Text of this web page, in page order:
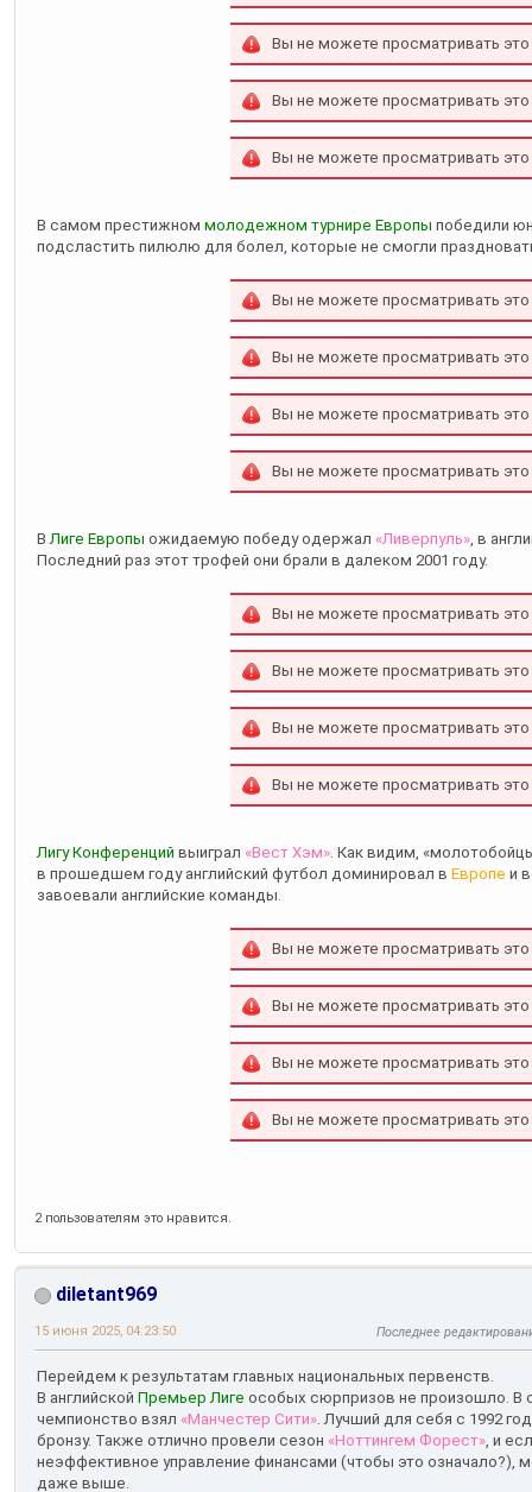
Вы не можете просматривать
Вы не можете просматривать
Вы не можете просматривать
В самом престижном молодежном турнире Европы победили
подсластить пилюлю для болел, которые не смогли
Вы не можете просматривать
Вы не можете просматривать
Вы не можете просматривать
Вы не можете просматривать
ВЛиге Европы ожидаемую победу одержал «Ливерпуль», в
Последний раз этот трофей они брали в далеком 2001 году.
Вы не можете просматривать
Вы не можете просматривать
Вы не можете просматривать
Вы не можете просматривать
Лигу Конференций выиграл «Вест Хэм». Как видим,
в прошедшем году английский футбол доминировал в Европе и
завоевали английские команды.
Вы не можете просматривать
Вы не можете просматривать
Вы не можете просматривать
Вы не можете просматривать
2 пользователям это нравится.
diletant969
15 июня 2025, 04:23:50 Последнее
Перейдем к результатам главных национальных первенств.
В английской Премьер Лиге особых сюрпризов не произошло. В
чемпионство взял «Манчестер Сити». Лучший для себя с 1992
бронзу. Также отлично провели сезон «Ноттингем Форест», и
неэффективное управление финансами (чтобы это означало?),
даже выше.